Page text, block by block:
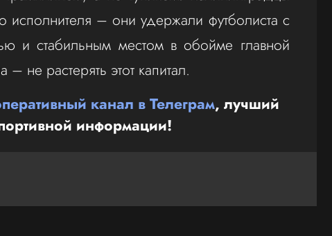
исполнителя – они удержали футболиста с
и стабильным местом в обойме главной
не растерять этот капитал.
канал в Телеграм, лучший
информации!